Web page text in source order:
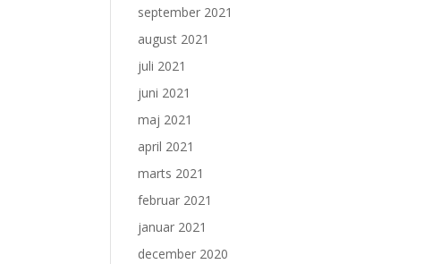
september 2021
august 2021
juli 2021
juni 2021
maj 2021
april 2021
marts 2021
februar 2021
januar 2021
december 2020